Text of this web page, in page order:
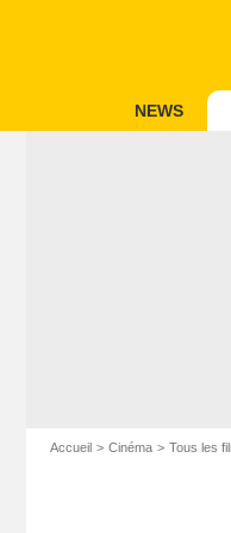
NEWS
Accueil Cinéma Tous les